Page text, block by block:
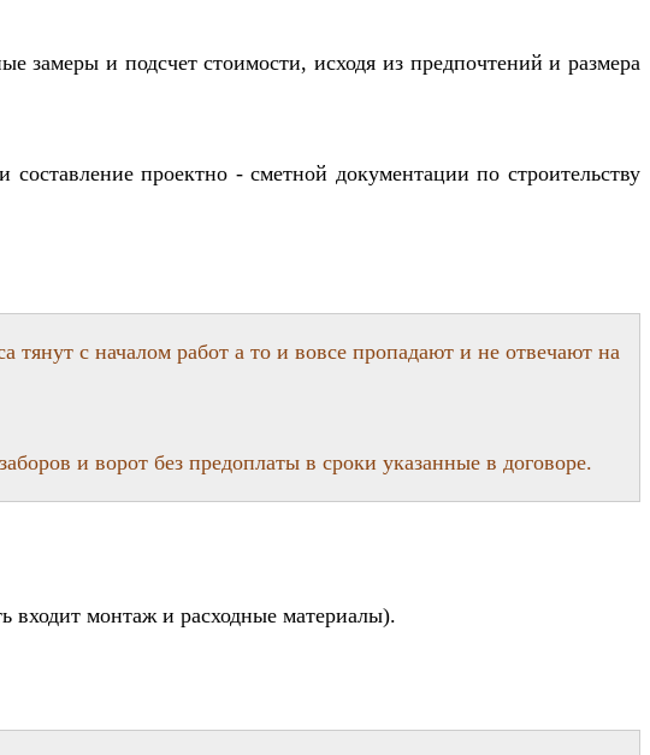
замеры и подсчет стоимости, исходя из предпочтений и размера
проектно - сметной документации по строительству
тянут с началом работ а то и вовсе пропадают и не отвечают на
и ворот без предоплаты в сроки указанные в договоре.
входит монтаж и расходные материалы).